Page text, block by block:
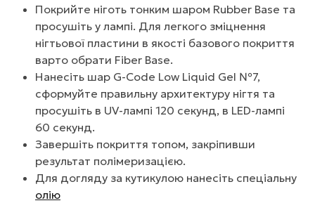
Покрийте ніготь тонким шаром Rubber Base та
просушіть у лампі. Для легкого зміцнення
нігтьової пластини в якості базового покриття
варто обрати Fiber Base.
Нанесіть шар G-Code Low Liquid Gel №7,
сформуйте правильну архитектуру нігтя та
просушіть в UV-лампі 120 секунд, в LED-лампі
60 секунд.
Завершіть покриття топом, закріпивши
результат полімеризацією.
Для догляду за кутикулою нанесіть спеціальну
олію